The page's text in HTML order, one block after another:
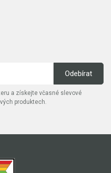
a získejte včasné slevové
produktech.